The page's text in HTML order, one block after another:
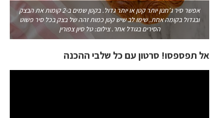
אפשר סיר ג’חנון יותר קטן או יותר גדול. בקטן שמים ב-2 קומות את הבצק
ובגדול בקומה אחת. שימו לב שיש קטן כמות זהה של בצק בכל סיר פשוט
הסירים בגודל אחר. צילום: טל סיון צפורין
אל תפספסו! סרטון עם כל שלבי ההכנה